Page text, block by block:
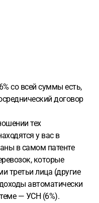
со всей суммы есть,
договор
тех
у вас в
в самом патенте
которые
третьи лица (другие
автоматически
— УСН (6%).